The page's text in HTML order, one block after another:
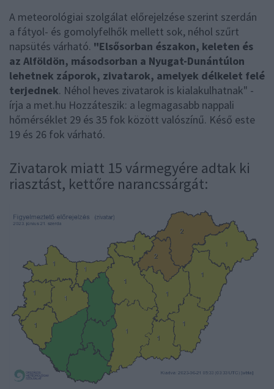
A meteorológiai szolgálat előrejelzése szerint szerdán
a fátyol- és gomolyfelhők mellett sok, néhol szűrt
napsütés várható. "Elsősorban északon, keleten és
az Alföldön, másodsorban a Nyugat-Dunántúlon
lehetnek záporok, zivatarok, amelyek délkelet felé
terjednek. Néhol heves zivatarok is kialakulhatnak" -
írja a met.hu Hozzáteszik: a legmagasabb nappali
hőmérséklet 29 és 35 fok között valószínű. Késő este
19 és 26 fok várható.
Zivatarok miatt 15 vármegyére adtak ki
riasztást, kettőre narancssárgát: